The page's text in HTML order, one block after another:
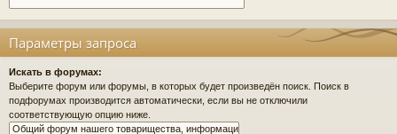
Параметры запроса
Искать в форумах:
Выберите форум или форумы, в которых будет произведён поиск. Поиск в
подфорумах производится автоматически, если вы не отключили
соответствующую опцию ниже.